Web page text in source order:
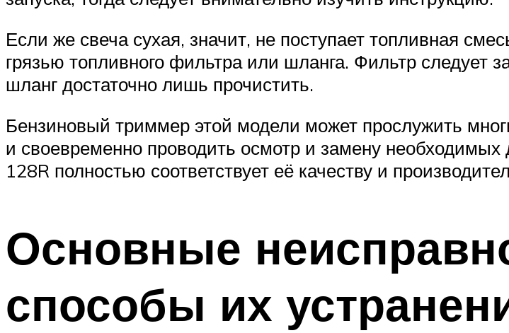
Если же свеча сухая, значит, не поступает топливная
грязью топливного фильтра или шланга. Фильтр следует
шланг достаточно лишь прочистить.
Бензиновый триммер этой модели может прослужить
и своевременно проводить осмотр и замену
128R полностью соответствует её качеству и
Основные
способы их